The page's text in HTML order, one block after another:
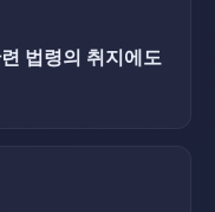
법령의 취지에도